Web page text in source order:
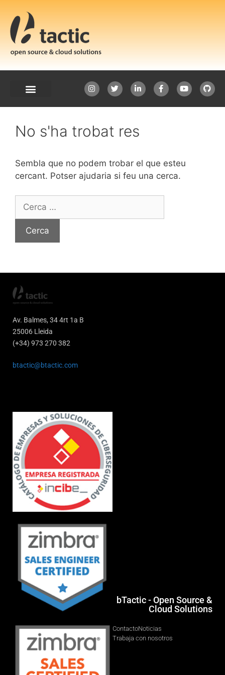
No s'ha trobat res
Sembla que no podem trobar el que esteu
cercant. Potser ajudaria si feu una cerca.
Av. Balmes, 34 4rt 1a B
25006 Lleida
(+34) 973 270 382
btactic@btactic.com
bTactic - Open Source &
Cloud Solutions
ContactoNoticias
Trabaja con nosotros